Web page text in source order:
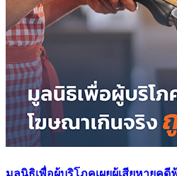
มูลนิธิเพื่อผู้บริโภคเผยผู้เสียหายคดี